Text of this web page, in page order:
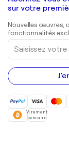
Shepard Fairey
Estampes
Peintures
Galeries d'art en
sur votre
Nouvelles œuvres,
fonctionnalités
Saisissez
votre
adresse
e-
mail
Virement
bancaire